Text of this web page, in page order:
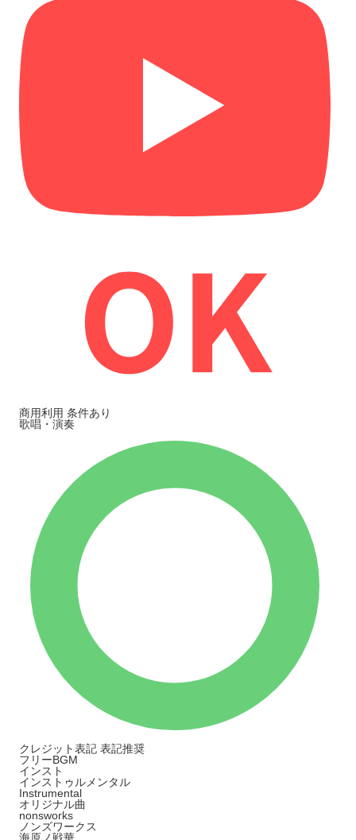
商用利用 条件あり
歌唱・演奏
クレジット表記 表記推奨
フリーBGM
インスト
インストゥルメンタル
Instrumental
オリジナル曲
nonsworks
ノンズワークス